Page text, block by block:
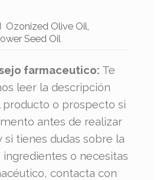
Ozonized Olive Oil,
Seed Oil
farmaceutico: Te
leer la descripción
o prospecto si
antes de realizar
si tienes dudas sobre la
o necesitas
contacta con